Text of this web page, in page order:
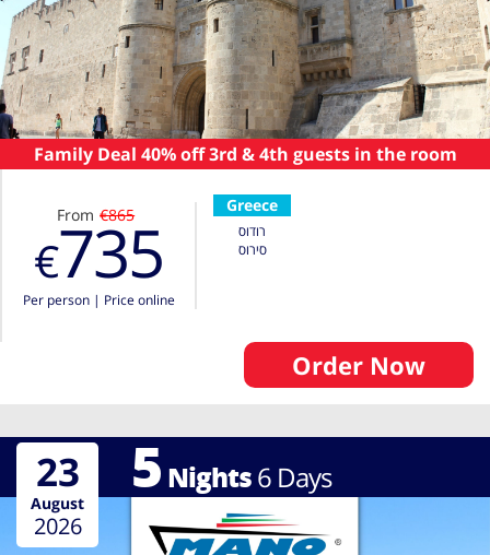
Family Deal 40% off 3rd & 4th guests in the room
Greece
רודוס
סירוס
From €865
€735
Per person| Price online
Order Now
5 Nights6 Days
23
August
2026